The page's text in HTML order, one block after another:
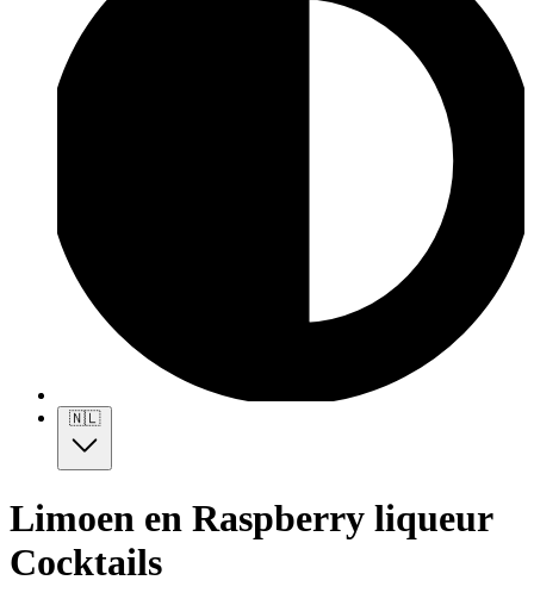
🇳🇱
Limoen en Raspberry liqueur
Cocktails